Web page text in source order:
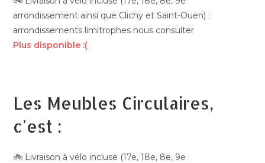
arrondissement ainsi que Clichy et Saint-Ouen) ;
arrondissements limitrophes nous consulter
Plus disponible :(
Les Meubles Circulaires,
c'est :
🚲 Livraison à vélo incluse (17e, 18e, 8e, 9e